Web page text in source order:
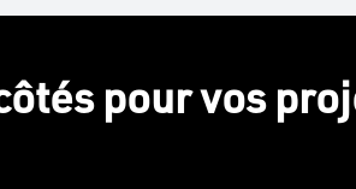
pour vos